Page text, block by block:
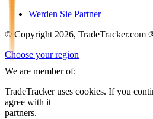
Werden Sie Partner
© Copyright 2026, TradeTracker.com
Choose your region
We are member of:
TradeTracker uses cookies. If you
agree with it
partners.